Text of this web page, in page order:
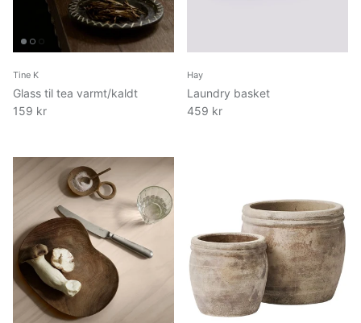
Tine K
Glass til tea varmt/kaldt
159 kr
Hay
Laundry basket
459 kr